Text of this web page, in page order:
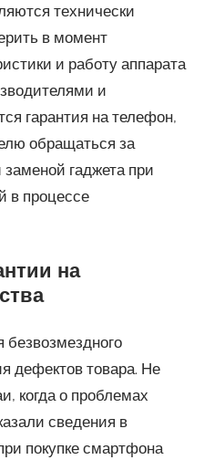
технически
в момент
и работу аппарата
и
гарантия на телефон,
обращаться за
гаджета при
в процессе
на
дефектов товара. Не
когда о проблемах
сведения в
покупке смартфона